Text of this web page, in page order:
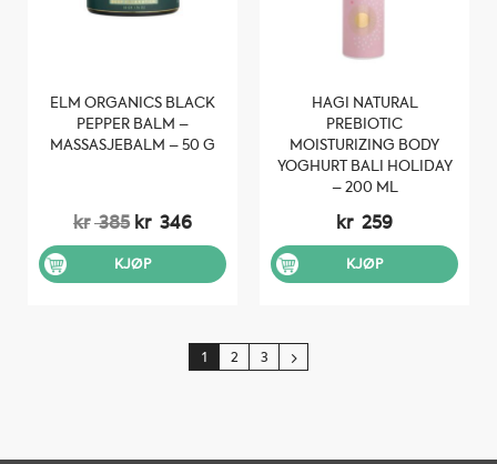
ELM ORGANICS BLACK
PEPPER BALM –
MASSASJEBALM – 50 G
kr385 Opprinnelig
pris
var:
kr 385.
kr 346Nåværende
pris
kr 346.
KJØP
HAGI NATURAL
PREBIOTIC
MOISTURIZING BODY
YOGHURT BALI HOLIDAY
– 200 ML
kr 259
KJØP
1 2 3